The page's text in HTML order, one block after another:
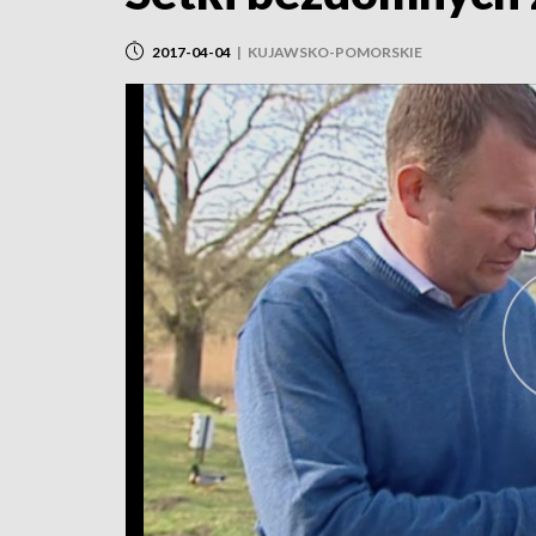
2017-04-04 | KUJAWSKO-POMORSKIE